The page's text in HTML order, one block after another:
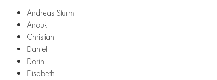
Andreas Sturm
Anouk
Christian
Daniel
Dorin
Elisabeth